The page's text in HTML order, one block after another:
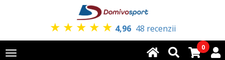
★ ★ ★ ★ ★ 4,96 48 recenzii
Toggle
0